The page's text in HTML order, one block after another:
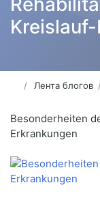
Лента блогов
Besonderheiten
Erkrankungen